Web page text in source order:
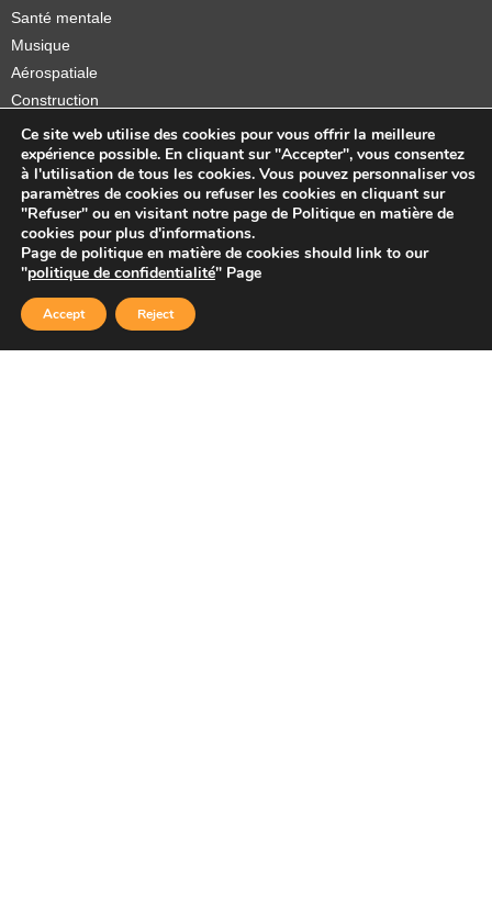
Santé mentale
Musique
Aérospatiale
Construction
Orthèses et prothèses
Startups
Copyright © 2026 Sidekick Interactive Inc.
Ce site web utilise des cookies pour vous offrir la meilleure
expérience possible. En cliquant sur "Accepter", vous consentez
à l'utilisation de tous les cookies. Vous pouvez personnaliser vos
paramètres de cookies ou refuser les cookies en cliquant sur
"Refuser" ou en visitant notre page de Politique en matière de
cookies pour plus d'informations.
Page de politique en matière de cookies should link to our
"politique de confidentialité" Page
Accept Reject